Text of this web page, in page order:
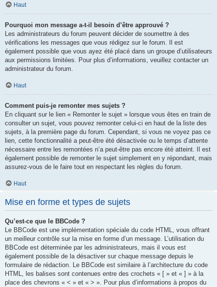
Haut
Pourquoi mon message a-t-il besoin d’être approuvé ?
Les administrateurs du forum peuvent décider de soumettre à des
vérifications les messages que vous rédigez sur le forum. Il est
également possible que vous ayez été placé dans un groupe d’utilisateurs
aux permissions limitées. Pour plus d’informations, veuillez contacter un
administrateur du forum.
Haut
Comment puis-je remonter mes sujets ?
En cliquant sur le lien « Remonter le sujet » lorsque vous êtes en train de
consulter un sujet, vous pouvez remonter celui-ci en haut de la liste des
sujets, à la première page du forum. Cependant, si vous ne voyez pas ce
lien, cette fonctionnalité a peut-être été désactivée ou le temps d’attente
nécessaire entre les remontées n’a peut-être pas encore été atteint. Il est
également possible de remonter le sujet simplement en y répondant, mais
assurez-vous de le faire tout en respectant les règles du forum.
Haut
Mise en forme et types de sujets
Qu’est-ce que le BBCode ?
Le BBCode est une implémentation spéciale du code HTML, vous offrant
un meilleur contrôle sur la mise en forme d’un message. L’utilisation du
BBCode est déterminée par les administrateurs, mais il vous est
également possible de la désactiver sur chaque message depuis le
formulaire de rédaction. Le BBCode est similaire à l’architecture du code
HTML, les balises sont contenues entre des crochets « [ » et « ] » à la
place des chevrons « < » et « > ». Pour plus d’informations à propos du